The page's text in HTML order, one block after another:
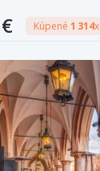
Kúpené 1 314x